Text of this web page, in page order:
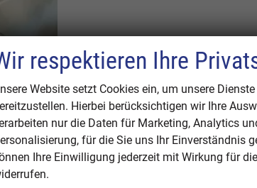
Mindestabstand zum vorderen Fahrzeug
System von alleinmit gesamter Bremskraft ab.
Collision-Assist arbeitet, kommt außerdem
wie zum Beispiel Verkehrsschilder –
in den fließenden Verkehr begeben.
respektieren Ihre
Website setzt Cookies ein, um unsere
Hierbei berücksichtigen wir Ihre
nur die Daten für Marketing, Analytics
für die Sie uns Ihr Einverständnis
Ihre Einwilligung jederzeit mit Wirkung für